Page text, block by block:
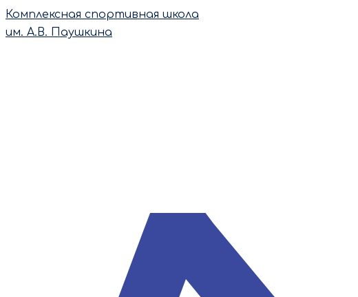
Перейти
Комплексная спортивная школа
им. А.В. Паушкина